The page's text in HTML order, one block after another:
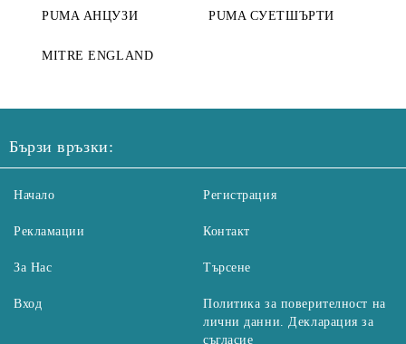
PUMA АНЦУЗИ PUMA СУЕТШЪРТИ
MITRE ENGLAND
Бързи връзки:
Начало
Рекламации
За Нас
Вход
Регистрация
Контакт
Търсене
Политика за поверителност на
лични данни. Декларация за
съгласие